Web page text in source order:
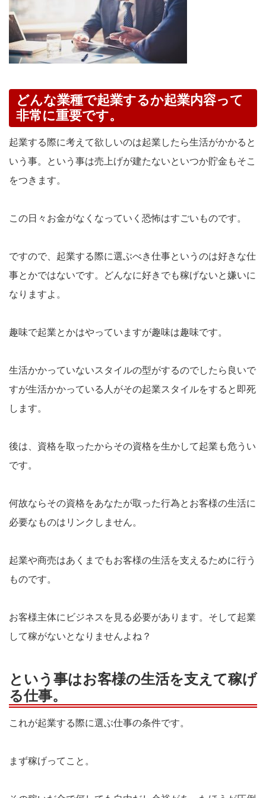
どんな業種で起業するか起業内容って
非常に重要です。
起業する際に考えて欲しいのは起業したら生活がかかると
いう事。という事は売上げが建たないといつか貯金もそこ
をつきます。
この日々お金がなくなっていく恐怖はすごいものです。
ですので、起業する際に選ぶべき仕事というのは好きな仕
事とかではないです。どんなに好きでも稼げないと嫌いに
なりますよ。
趣味で起業とかはやっていますが趣味は趣味です。
生活かかっていないスタイルの型がするのでしたら良いで
すが生活かかっている人がその起業スタイルをすると即死
します。
後は、資格を取ったからその資格を生かして起業も危うい
です。
何故ならその資格をあなたが取った行為とお客様の生活に
必要なものはリンクしません。
起業や商売はあくまでもお客様の生活を支えるために行う
ものです。
お客様主体にビジネスを見る必要があります。そして起業
して稼がないとなりませんよね？
という事はお客様の生活を支えて稼げ
る仕事。
これが起業する際に選ぶ仕事の条件です。
まず稼げってこと。